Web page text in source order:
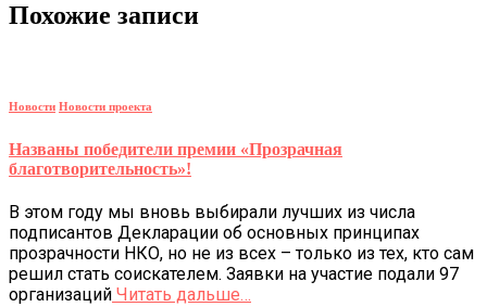
Похожие записи
Новости Новости проекта
Названы победители премии «Прозрачная
благотворительность»!
В этом году мы вновь выбирали лучших из числа
подписантов Декларации об основных принципах
прозрачности НКО, но не из всех – только из тех, кто сам
решил стать соискателем. Заявки на участие подали 97
организаций Читать дальше…